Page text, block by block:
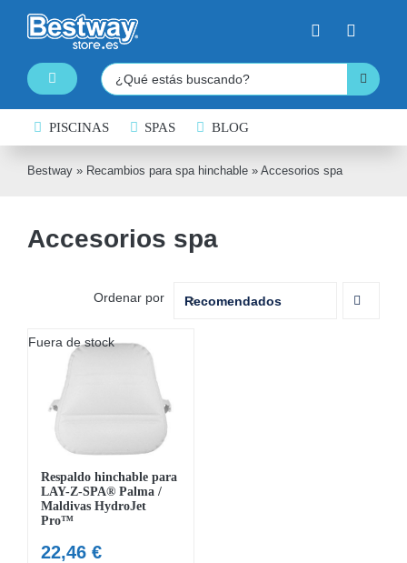
Saltar
contenido
Toggle
PISCINAS DESMONTABLES
SPAS HINCHABLES
KAYAKS HINCHABLES
NATACIÓN
COLCHONES HINCHABLES
MOBILIARIO HINCHABLE
ACCESORIOS DE PISCINAS
Buscar:
PISCINAS SPAS BLOG
Bestway» Recambios para spa hinchable» Accesorios spa
Accesorios spa
Ordenar por Recomendados
Fuera de stock
Respaldo hinchable para
LAY-Z-SPA® Palma /
Maldivas HydroJet
Pro™
22,46 €